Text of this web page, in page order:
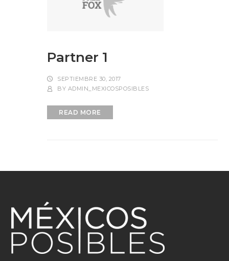
Partner 1
SEPTIEMBRE 30, 2017
BY ADMIN_MEXICOSPOSIBLES
READ MORE